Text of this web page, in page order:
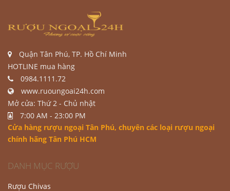
Quận Tân Phú, TP. Hồ Chí Minh
HOTLINE mua hàng
0984.1111.72
www.ruoungoai24h.com
Mở cửa: Thứ 2 - Chủ nhật
7:00 AM - 23:00 PM
Cửa hàng rượu ngoại Tân Phú, chuyên các loại rượu ngoại
chính hãng Tân Phú HCM
DANH MỤC RƯỢU
Rượu Chivas